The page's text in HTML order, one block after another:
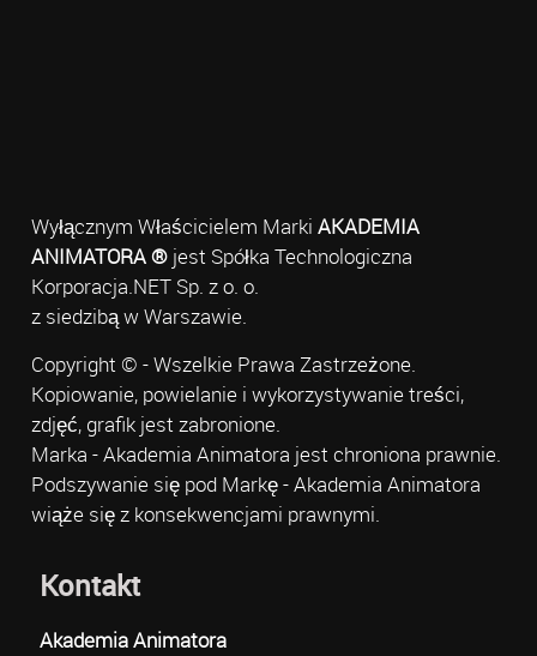
Wyłącznym Właścicielem Marki AKADEMIA
ANIMATORA ®jest Spółka Technologiczna
Korporacja.NET Sp. z o. o.
z siedzibą w Warszawie.
Copyright © - Wszelkie Prawa Zastrzeżone.
Kopiowanie, powielanie i wykorzystywanie treści,
zdjęć, grafik jest zabronione.
Marka - Akademia Animatora jest chroniona prawnie.
Podszywanie się pod Markę - Akademia Animatora
wiąże się z konsekwencjami prawnymi.
Kontakt
Akademia Animatora